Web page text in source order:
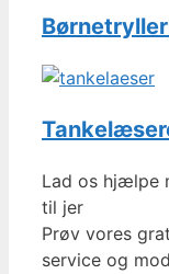
Lad os hjælpe
til jer
Prøv vores
service og